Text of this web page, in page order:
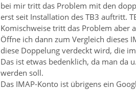
bei mir tritt das Problem mit den
erst seit Installation des TB3 auftritt.
Komischweise tritt das Problem aber
Öffne ich dann zum Vergleich dieses
diese Doppelung verdeckt wird, die
Das ist etwas bedenklich, da man da
werden soll.
Das IMAP-Konto ist übrigens ein